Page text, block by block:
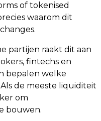
of tokenised
waarom dit
partijen raakt dit aan
fintechs en
bepalen welke
de meeste liquiditeit
om
bouwen.